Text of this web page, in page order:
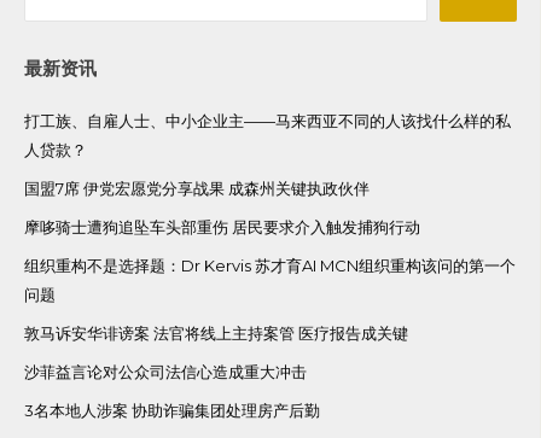
最新资讯
打工族、自雇人士、中小企业主——马来西亚不同的人该找什么样的私
人贷款？
国盟7席 伊党宏愿党分享战果 成森州关键执政伙伴
摩哆骑士遭狗追坠车头部重伤 居民要求介入触发捕狗行动
组织重构不是选择题：Dr Kervis 苏才育AI MCN组织重构该问的第一个
问题
敦马诉安华诽谤案 法官将线上主持案管 医疗报告成关键
沙菲益言论对公众司法信心造成重大冲击
3名本地人涉案 协助诈骗集团处理房产后勤